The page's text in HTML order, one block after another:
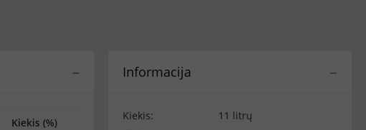
−
Informacija
Kiekis:
11 litrų
−
Kiekis (%)